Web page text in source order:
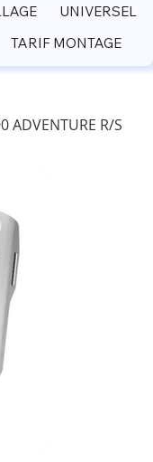
ADVENTURE R/S
UNIVERSEL
TARIF MONTAGE